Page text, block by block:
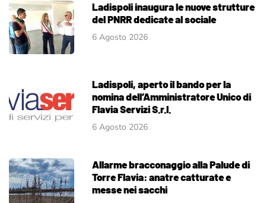
Ladispoli inaugura le nuove strutture
del PNRR dedicate al sociale
6 Agosto 2026
Ladispoli, aperto il bando per la
nomina dell’Amministratore Unico di
Flavia Servizi S.r.l.
6 Agosto 2026
Allarme bracconaggio alla Palude di
Torre Flavia: anatre catturate e
messe nei sacchi